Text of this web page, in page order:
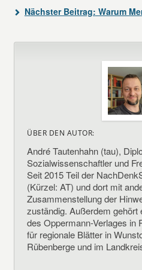
Nächster Beitrag: Warum
ÜBER DEN AUTOR:
André Tautenhahn (tau),
Sozialwissenschaftler und
Seit 2015 Teil der
(Kürzel: AT) und dort mit
Zusammenstellung der
zuständig. Außerdem
des Oppermann-Verlages in
für regionale Blätter in
Rübenberge und im